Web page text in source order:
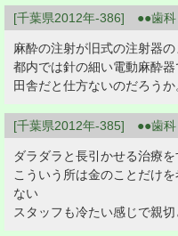
[千葉県2012年-386] ●●歯
麻酔の注射が旧式の注射器の
都内では針の細い電動麻酔器
田舎だと仕方ないのだろうか
[千葉県2012年-385] ●●歯
ダラダラと長引かせる治療
こういう所は金のことだけ
ない
スタッフも冷たい感じで親